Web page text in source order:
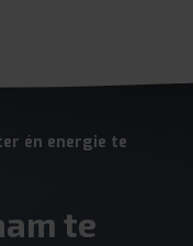
én energie te
te